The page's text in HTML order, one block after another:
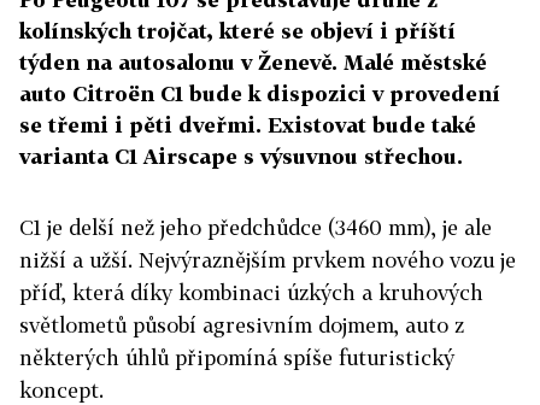
kolínských trojčat, které se objeví i příští
týden na autosalonu v Ženevě. Malé městské
auto Citroën C1 bude k dispozici v provedení
se třemi i pěti dveřmi. Existovat bude také
varianta C1 Airscape s výsuvnou střechou.
C1 je delší než jeho předchůdce (3460 mm), je ale
nižší a užší. Nejvýraznějším prvkem nového vozu je
příď, která díky kombinaci úzkých a kruhových
světlometů působí agresivním dojmem, auto z
některých úhlů připomíná spíše futuristický
koncept.